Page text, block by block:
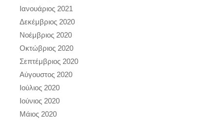
Ιανουάριος 2021
Δεκέμβριος 2020
Νοέμβριος 2020
Οκτώβριος 2020
Σεπτέμβριος 2020
Αύγουστος 2020
Ιούλιος 2020
Ιούνιος 2020
Μάιος 2020